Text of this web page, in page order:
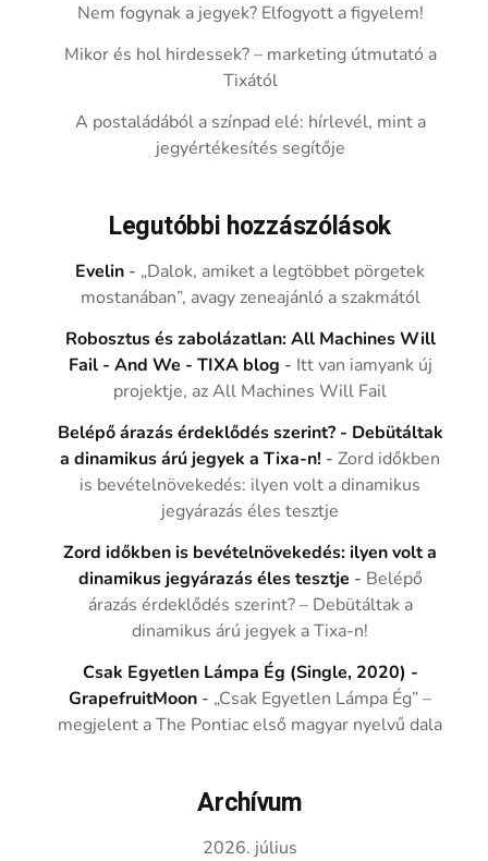
Nem fogynak a jegyek? Elfogyott a figyelem!
Mikor és hol hirdessek? – marketing útmutató a
Tixától
A postaládából a színpad elé: hírlevél, mint a
jegyértékesítés segítője
Legutóbbi hozzászólások
Evelin - „Dalok, amiket a legtöbbet pörgetek
mostanában”, avagy zeneajánló a szakmától
Robosztus és zabolázatlan: All Machines Will
Fail - And We - TIXA blog - Itt van iamyank új
projektje, az All Machines Will Fail
Belépő árazás érdeklődés szerint? - Debütáltak
a dinamikus árú jegyek a Tixa-n! -Zord időkben
is bevételnövekedés: ilyen volt a dinamikus
jegyárazás éles tesztje
Zord időkben is bevételnövekedés: ilyen volt a
dinamikus jegyárazás éles tesztje - Belépő
árazás érdeklődés szerint? – Debütáltak a
dinamikus árú jegyek a Tixa-n!
Csak Egyetlen Lámpa Ég (Single, 2020) -
GrapefruitMoon - „Csak Egyetlen Lámpa Ég” –
megjelent a The Pontiac első magyar nyelvű dala
Archívum
2026. július